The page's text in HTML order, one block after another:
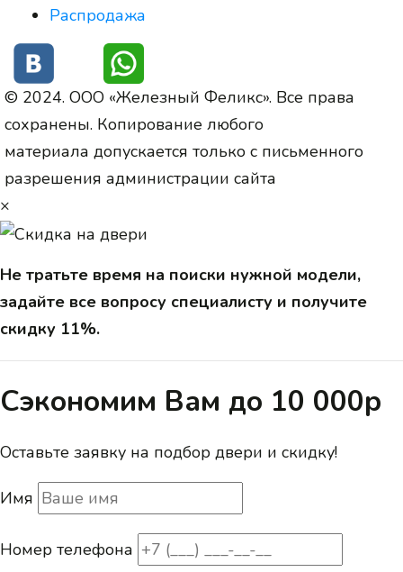
Распродажа
© 2024. ООО «Железный Феликс». Все права
сохранены. Копирование любого
материала допускается только с письменного
разрешения администрации сайта
×
Не тратьте время на поиски нужной модели,
задайте все вопросу специалисту и получите
скидку 11%.
Сэкономим Вам до 10 000р
Оставьте заявку на подбор двери и скидку!
Имя
Номер телефона